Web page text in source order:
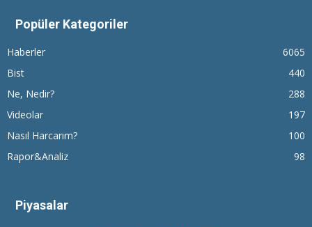
Popüler Kategoriler
Haberler
6065
Bist
440
Ne, Nedir?
288
Videolar
197
Nasıl Harcarım?
100
Rapor&Analiz
98
Piyasalar